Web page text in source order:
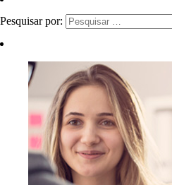
Pesquisar por: